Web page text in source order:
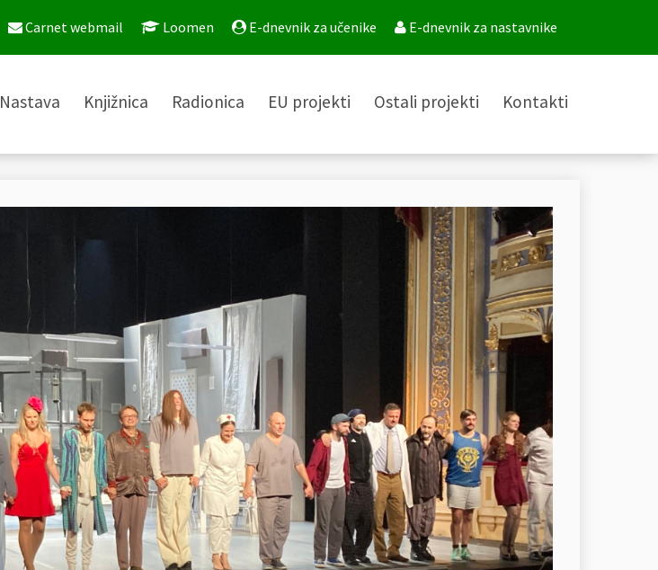
Carnet webmail Loomen E-dnevnik za učenike E-dnevnik za nastavnike
Nastava Knjižnica Radionica EU projekti Ostali projekti Kontakti